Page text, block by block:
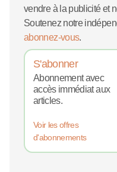
vendre à la publicité et
Soutenez notre
abonnez-vous.
S'abonner
Abonnement avec
accès immédiat aux
articles.
Voir les offres
d'abonnements